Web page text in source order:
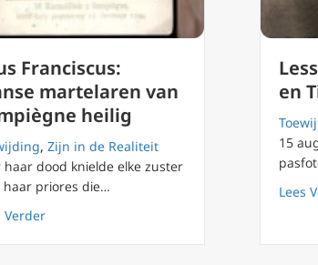
Franciscus:
martelaren van
heilig
, Zijn in de Realiteit
haar dood knielde elke zuster
haar priores die…
Verderabout Paus Franciscus: Franse martelaren
en
15
Lees